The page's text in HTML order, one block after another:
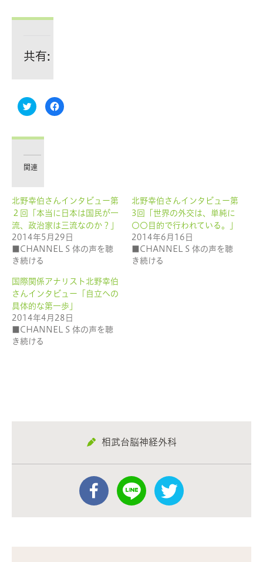
共有:
ク
リ
て
で
有
ウ
ィ
ン
ド
ウ
で
開
き
ま
す)
Facebook
で
て
く
だ
さ
い
(新
し
い
ウ
ウ
で
開
き
ま
す)
関連
北野幸伯さんインタビュー第
２回「本当に日本は国民が一
流、政治家は三流なのか？」
2014年5月29日
■CHANNEL S 体の声を聴
き続ける
北野幸伯さんインタビュー第
3回「世界の外交は、単純に
〇〇目的で行われている。」
2014年6月16日
■CHANNEL S 体の声を聴
き続ける
国際関係アナリスト北野幸伯
さんインタビュー「自立への
具体的な第一歩」
2014年4月28日
■CHANNEL S 体の声を聴
き続ける
相武台脳神経外科